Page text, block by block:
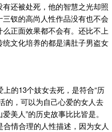
还被处死，他的智慧之光却照
钗的高尚人性作品没有也不会
正面效果都不会有。还比不上
文化培养的都是满肚子男盗女
的13个妓女去死，是符合“历
的，可以为自己心爱的女人去
美人”的历史故事比比皆是。
情合理的人性描述，因为女人